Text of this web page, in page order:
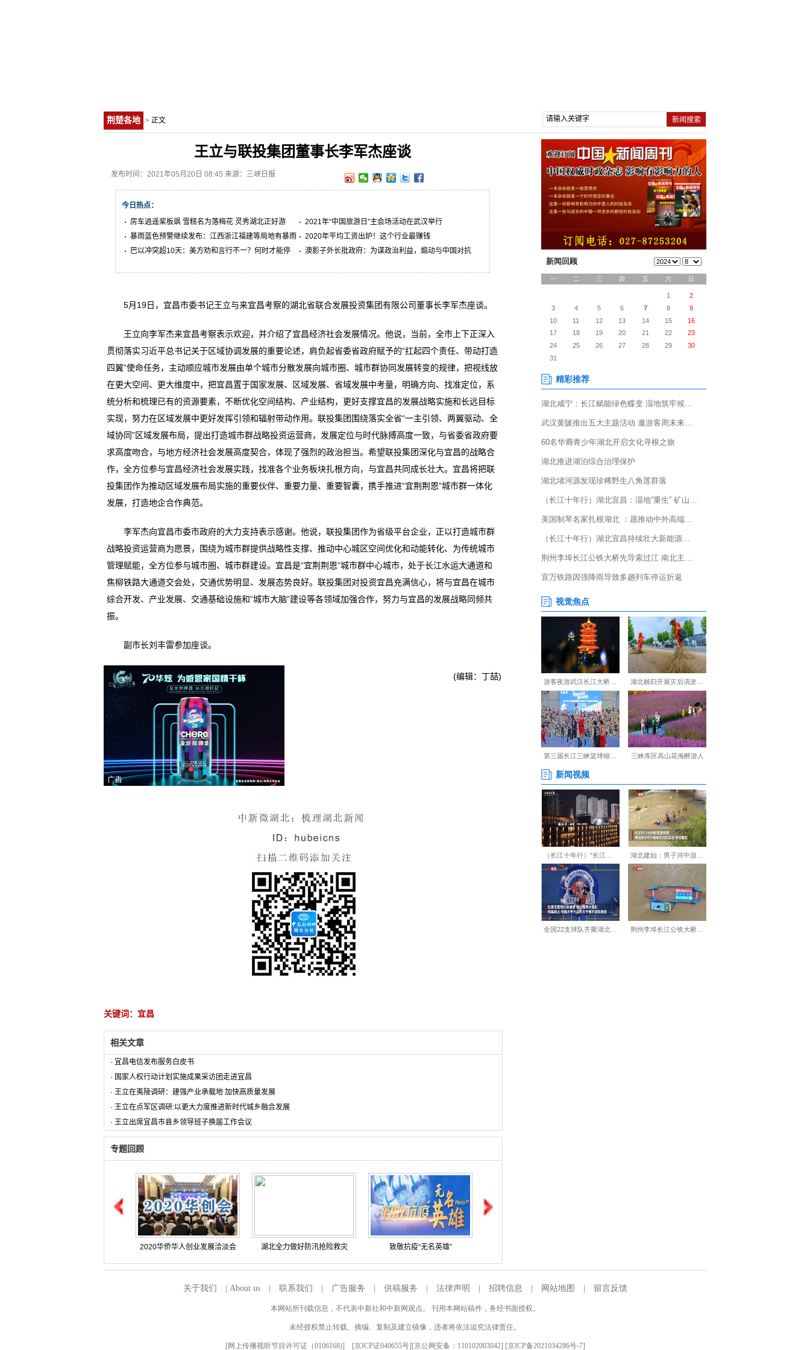
荆楚各地 > 正文
王立与联投集团董事长李军杰座谈
发布时间：2021年05月20日 08:45 来源：三峡日报
今日热点：
房车逍遥桨板飒 雪糕名为落梅花 灵秀湖北正好游
2021年“中国旅游日”主会场活动在武汉举行
暴雨蓝色预警继续发布：江西浙江福建等局地有暴雨
2020年平均工资出炉！这个行业最赚钱
巴以冲突超10天：美方劝和言行不一？何时才能停
澳影子外长批政府：为谋政治利益，煽动与中国对抗
5月19日，宜昌市委书记王立与来宜昌考察的湖北省联合发展投资集团有限公司董事长李军杰座谈。
王立向李军杰来宜昌考察表示欢迎，并介绍了宜昌经济社会发展情况。他说，当前，全市上下正深入
贯彻落实习近平总书记关于区域协调发展的重要论述，肩负起省委省政府赋予的“扛起四个责任、带动打造
四翼”使命任务，主动顺应城市发展由单个城市分散发展向城市圈、城市群协同发展转变的规律，把视线放
在更大空间、更大维度中，把宜昌置于国家发展、区域发展、省域发展中考量，明确方向、找准定位，系
统分析和梳理已有的资源要素，不断优化空间结构、产业结构，更好支撑宜昌的发展战略实施和长远目标
实现，努力在区域发展中更好发挥引领和辐射带动作用。联投集团围绕落实全省“一主引领、两翼驱动、全
域协同”区域发展布局，提出打造城市群战略投资运营商，发展定位与时代脉搏高度一致，与省委省政府要
求高度吻合，与地方经济社会发展高度契合，体现了强烈的政治担当。希望联投集团深化与宜昌的战略合
作，全方位参与宜昌经济社会发展实践，找准各个业务板块扎根方向，与宜昌共同成长壮大。宜昌将把联
投集团作为推动区域发展布局实施的重要伙伴、重要力量、重要智囊，携手推进“宜荆荆恩”城市群一体化
发展，打造地企合作典范。
李军杰向宜昌市委市政府的大力支持表示感谢。他说，联投集团作为省级平台企业，正以打造城市群
战略投资运营商为愿景，围绕为城市群提供战略性支撑、推动中心城区空间优化和动能转化、为传统城市
管理赋能，全方位参与城市圈、城市群建设。宜昌是“宜荆荆恩”城市群中心城市，处于长江水运大通道和
焦柳铁路大通道交会处，交通优势明显、发展态势良好。联投集团对投资宜昌充满信心，将与宜昌在城市
综合开发、产业发展、交通基础设施和“城市大脑”建设等各领域加强合作，努力与宜昌的发展战略同频共
振。
副市长刘丰雷参加座谈。
(编辑：丁喆)
关键词：宜昌
相关文章
· 宜昌电信发布服务白皮书
· 国家人权行动计划实施成果采访团走进宜昌
· 王立在夷陵调研：建强产业承载地 加快高质量发展
· 王立在点军区调研:以更大力度推进新时代城乡融合发展
· 王立出席宜昌市县乡领导班子换届工作会议
专题回顾
2020华侨华人创业发展洽淡会 湖北全力做好防汛抢险救灾 致敬抗疫“无名英雄”